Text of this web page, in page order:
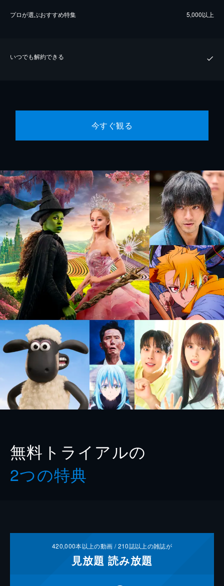
プロが選ぶおすすめ特集 5,000以上
いつでも解約できる
今すぐ観る
無料トライアルの
2つの特典
420,000本以上の動画 /210誌以上の雑誌が
見放題 読み放題